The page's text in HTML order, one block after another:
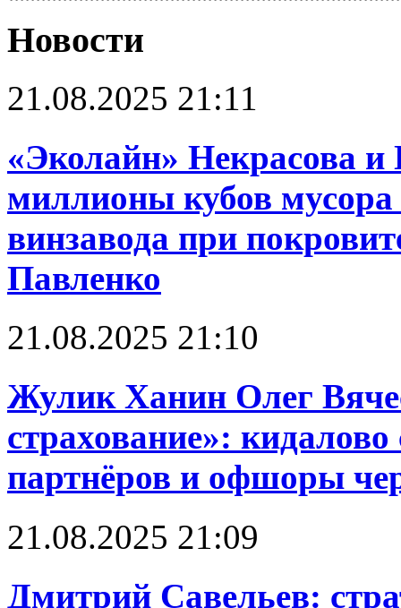
Новости
21.08.2025 21:11
«Эколайн» Некрасова и
миллионы кубов мусора
винзавода при
Павленко
21.08.2025 21:10
Жулик Ханин Олег
страхование»:
партнёров и офшоры
21.08.2025 21:09
Дмитрий Савельев: